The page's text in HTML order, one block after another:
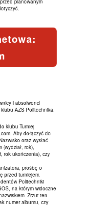
i absolwenci
AZS Politechnika.
klubu Turniej
Aby dołączyć do
oraz wysłać
rok),
rok ukończenia), czy
prośbę o
przed turniejem.
Politechniki
na którym widoczne
Zrzut ten
numer albumu, czy